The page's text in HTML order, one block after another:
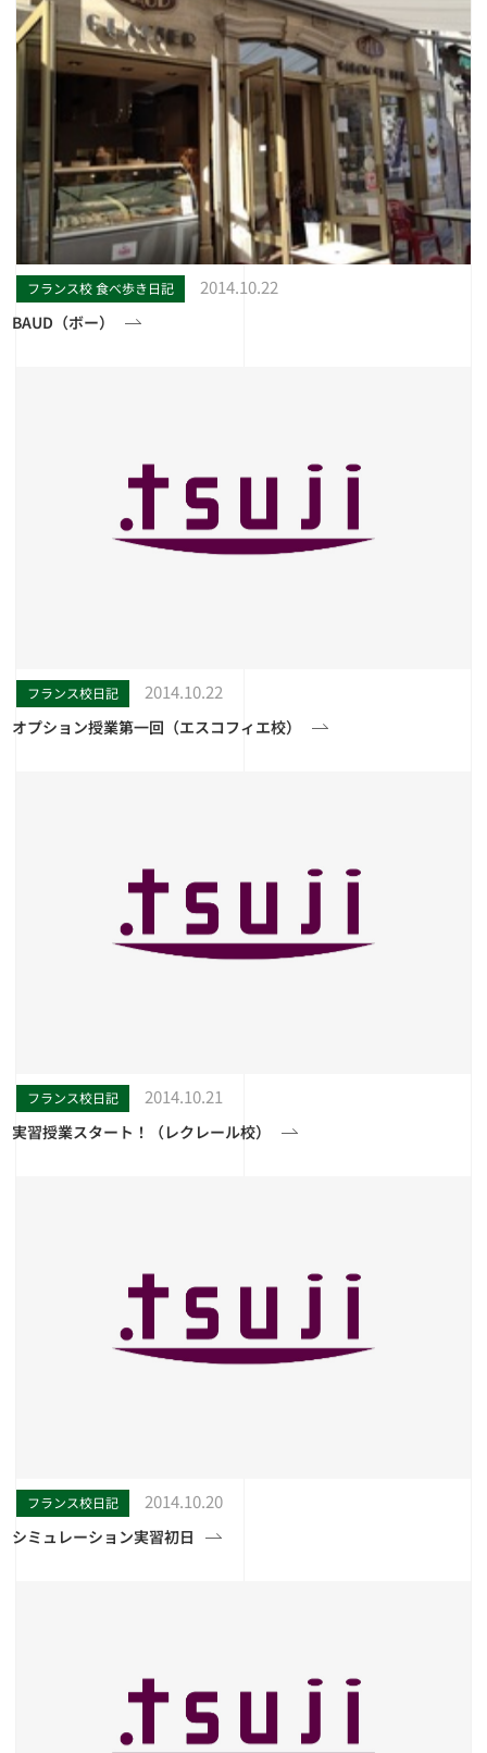
フランス校 食べ歩き日記 2014.10.22
BAUD（ボー）
フランス校日記 2014.10.22
オプション授業第一回（エスコフィエ校）
フランス校日記 2014.10.21
実習授業スタート！（レクレール校）
フランス校日記 2014.10.20
シミュレーション実習初日